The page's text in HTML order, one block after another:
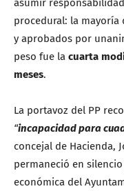
procedural: la
y aprobados por
peso fue la cuarta
meses.
La portavoz del PP
“incapacidad para
concejal de Hacienda,
permaneció en
económica del